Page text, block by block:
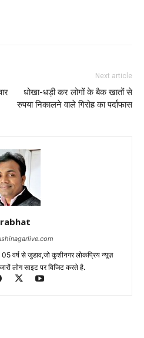
Next article
धोखा-धड़ी कर लोगों के बैक खातों से
रुपया निकालने वाले गिरोह का पर्दाफास
वर्ष से जुडाव,जो कुशीनगर लोकप्रिय न्यूज़
लोग साइट पर विजिट करते है.